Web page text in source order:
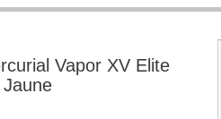
Vapor XV Elite